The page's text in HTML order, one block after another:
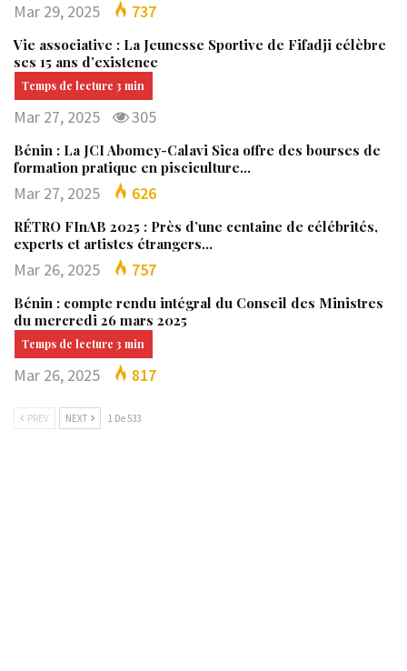
Mar 29, 2025 737
Vie associative : La Jeunesse Sportive de Fifadji célèbre
ses 15 ans d’existence
Mar 27, 2025 305
Bénin : La JCI Abomey-Calavi Sica offre des bourses de
formation pratique en pisciculture…
Mar 27, 2025 626
RÉTRO FInAB 2025 : Près d’une centaine de célébrités,
experts et artistes étrangers…
Mar 26, 2025 757
Bénin : compte rendu intégral du Conseil des Ministres
du mercredi 26 mars 2025
Mar 26, 2025 817
PREV NEXT 1 De 533